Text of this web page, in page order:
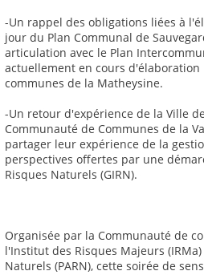
-Un rappel des obligations liées à
jour du Plan Communal de
articulation avec le Plan
actuellement en cours d'élaboration
communes de la Matheysine.
-Un retour d'expérience de la Ville
Communauté de Communes de la
partager leur expérience de la
perspectives offertes par une
Risques Naturels (GIRN).
Organisée par la Communauté de
l'Institut des Risques Majeurs
Naturels (PARN), cette soirée de